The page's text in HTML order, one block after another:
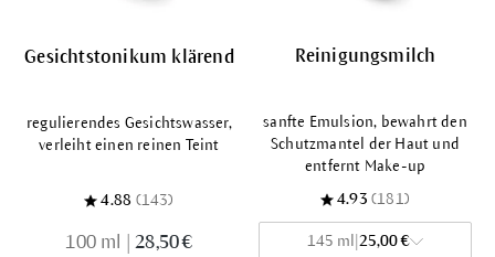
Gesichtstonikum klärend
regulierendes Gesichtswasser,
verleiht einen reinen Teint
4.88 (143)
100 ml 28,50 €
Reinigungsmilch
sanfte Emulsion, bewahrt den
Schutzmantel der Haut und
entfernt Make-up
4.93 (181)
145 ml |25,00 €